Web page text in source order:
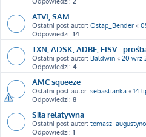
ATVI, SAM
Ostatni post autor: Ostap_Bender «
Odpowiedzi: 14
TXN, ADSK, ADBE, FISV -
Ostatni post autor: Baldwin « 20 wrz
Odpowiedzi: 4
AMC squeeze
Ostatni post autor: sebastianka « 14
Odpowiedzi: 8
Siła relatywna
Ostatni post autor:
Odpowiedzi: 1